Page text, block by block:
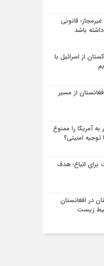
اتباع غیرمجاز؛ قانونی
باشد
از اسرائیل با
از مسیر
۱۲ کشور به آمریکا را ممنوع
توجیه امنیتی؟
برای اتباع؛ هدف
در افغانستان
زیست